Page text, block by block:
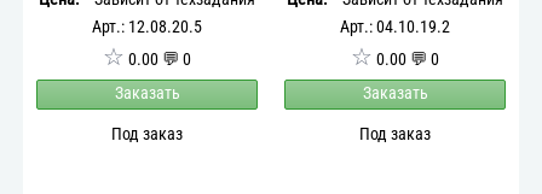
Арт.: 12.08.20.5
☆ 0.00 💬 0
Заказать
Под заказ
Арт.: 04.10.19.2
☆ 0.00 💬 0
Заказать
Под заказ